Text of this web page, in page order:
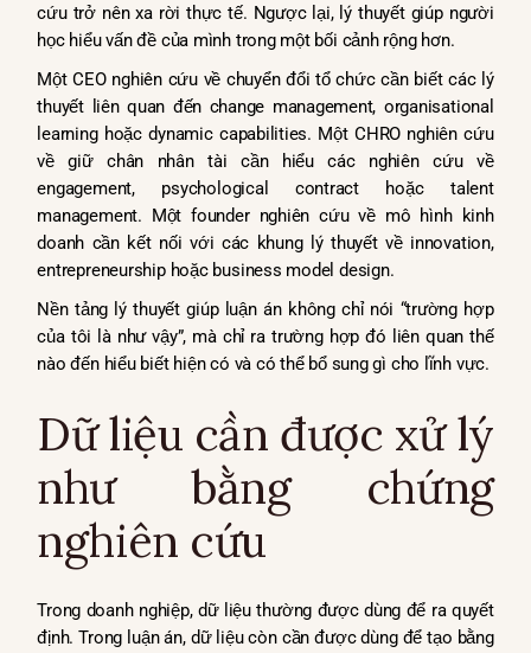
cứu trở nên xa rời thực tế. Ngược lại, lý thuyết giúp người
học hiểu vấn đề của mình trong một bối cảnh rộng hơn.
Một CEO nghiên cứu về chuyển đổi tổ chức cần biết các lý
thuyết liên quan đến change management, organisational
learning hoặc dynamic capabilities. Một CHRO nghiên cứu
về giữ chân nhân tài cần hiểu các nghiên cứu về
engagement, psychological contract hoặc talent
management. Một founder nghiên cứu về mô hình kinh
doanh cần kết nối với các khung lý thuyết về innovation,
entrepreneurship hoặc business model design.
Nền tảng lý thuyết giúp luận án không chỉ nói “trường hợp
của tôi là như vậy”, mà chỉ ra trường hợp đó liên quan thế
nào đến hiểu biết hiện có và có thể bổ sung gì cho lĩnh vực.
Dữ liệu cần được xử lý
như bằng chứng
nghiên cứu
Trong doanh nghiệp, dữ liệu thường được dùng để ra quyết
định. Trong luận án, dữ liệu còn cần được dùng để tạo bằng